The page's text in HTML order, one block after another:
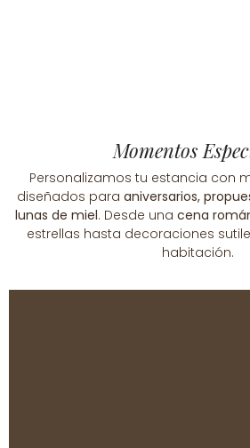
Momentos
Personalizamos tu estancia con
diseñados para aniversarios,
lunas de miel. Desde una cena
estrellas hasta decoraciones
habitación.